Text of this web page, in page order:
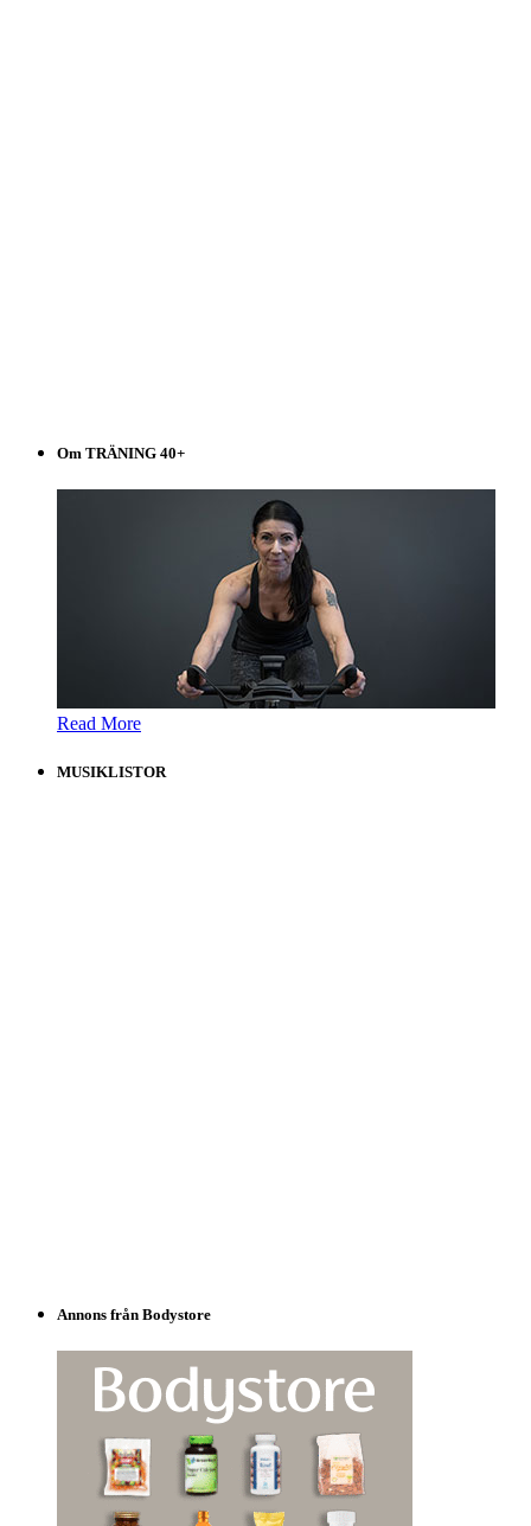
Om TRÄNING 40+
Read More
MUSIKLISTOR
Annons från Bodystore